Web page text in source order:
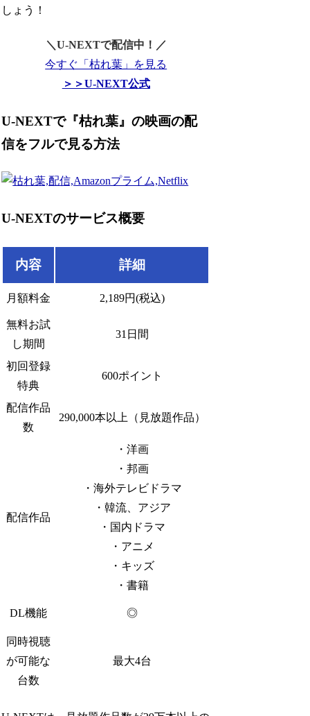
しょう！
＼U-NEXTで配信中！／
今すぐ「枯れ葉」を見る
＞＞U-NEXT公式
U-NEXTで『枯れ葉』の映画の配
信をフルで見る方法
U-NEXTのサービス概要
内容 詳細
月額料金 2,189円(税込)
無料お試
し期間
31日間
初回登録
特典
600ポイント
配信作品
数
290,000本以上（見放題作品）
配信作品
・洋画
・邦画
・海外テレビドラマ
・韓流、アジア
・国内ドラマ
・アニメ
・キッズ
・書籍
DL機能 ◎
同時視聴
が可能な
台数
最大4台